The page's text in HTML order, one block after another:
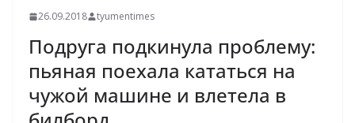
26.09.2018 tyumentimes
Подруга подкинула проблему:
пьяная поехала кататься на
чужой машине и влетела в